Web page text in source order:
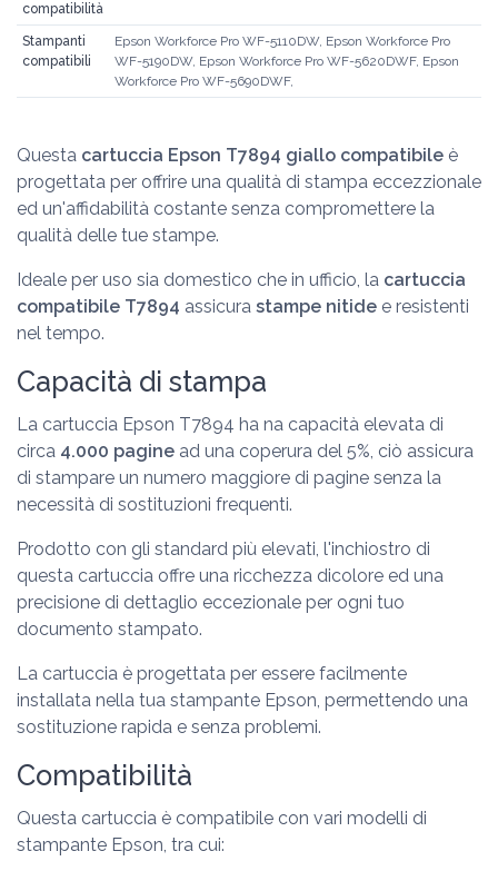
compatibilità
Stampanti
compatibili
Epson Workforce Pro WF-5110DW, Epson Workforce Pro
WF-5190DW, Epson Workforce Pro WF-5620DWF, Epson
Workforce Pro WF-5690DWF,
Questa cartuccia Epson T7894 giallo compatibile è
progettata per offrire una qualità di stampa eccezzionale
ed un'affidabilità costante senza compromettere la
qualità delle tue stampe.
Ideale per uso sia domestico che in ufficio, la cartuccia
compatibile T7894 assicura stampe nitide e resistenti
nel tempo.
Capacità di stampa
La cartuccia Epson T7894 ha na capacità elevata di
circa 4.000 pagine ad una coperura del 5%, ciò assicura
di stampare un numero maggiore di pagine senza la
necessità di sostituzioni frequenti.
Prodotto con gli standard più elevati, l'inchiostro di
questa cartuccia offre una ricchezza dicolore ed una
precisione di dettaglio eccezionale per ogni tuo
documento stampato.
La cartuccia è progettata per essere facilmente
installata nella tua stampante Epson, permettendo una
sostituzione rapida e senza problemi.
Compatibilità
Questa cartuccia è compatibile con vari modelli di
stampante Epson, tra cui: